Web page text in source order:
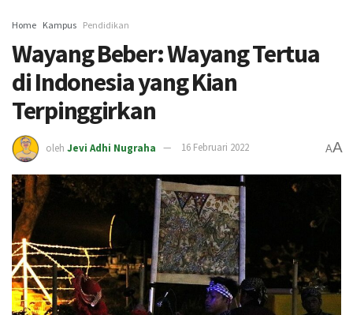
Home Kampus Pendidikan
Wayang Beber: Wayang Tertua
di Indonesia yang Kian
Terpinggirkan
oleh Jevi Adhi Nugraha 16 Februari 2022 AA